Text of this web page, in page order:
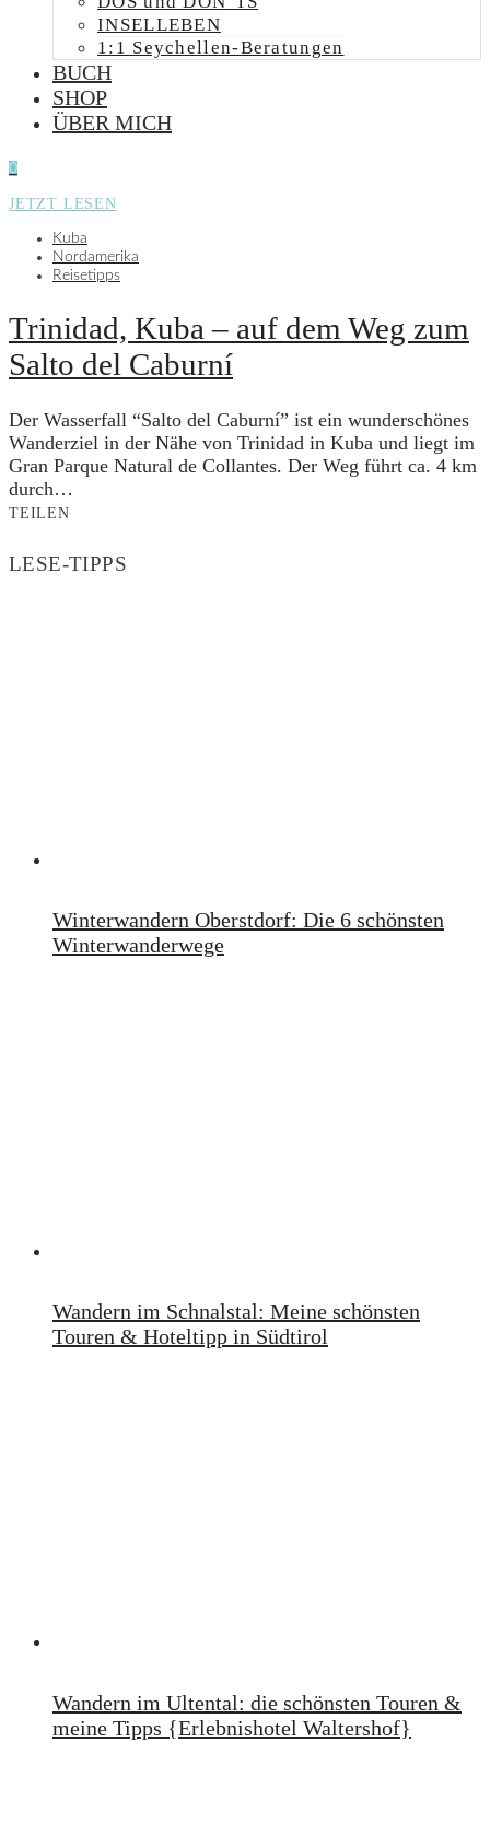
INSELLEBEN
1:1 Seychellen-Beratungen
BUCH
SHOP
ÜBER MICH
0
JETZT LESEN
Kuba
Nordamerika
Reisetipps
Trinidad, Kuba – auf dem Weg zum
Salto del Caburní
Der Wasserfall “Salto del Caburní” ist ein wunderschönes
Wanderziel in der Nähe von Trinidad in Kuba und liegt im
Gran Parque Natural de Collantes. Der Weg führt ca. 4 km
durch…
TEILEN
LESE-TIPPS
Winterwandern Oberstdorf: Die 6 schönsten
Winterwanderwege
Wandern im Schnalstal: Meine schönsten
Touren & Hoteltipp in Südtirol
Wandern im Ultental: die schönsten Touren &
meine Tipps {Erlebnishotel Waltershof}